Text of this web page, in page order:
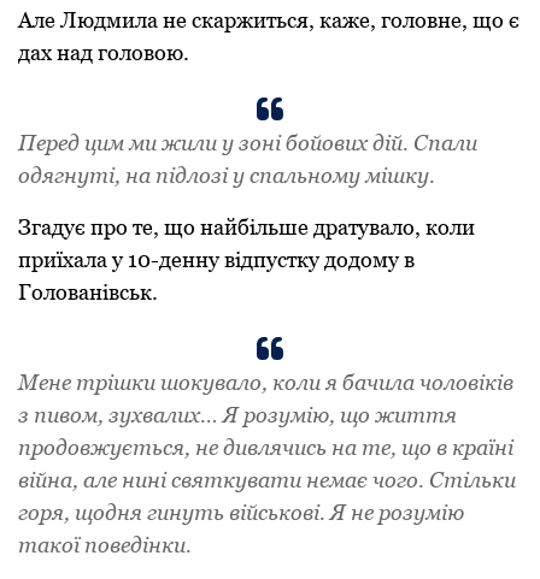
Але Людмила не скаржиться, каже, головне, що є
дах над головою.
Перед цим ми жили у зоні бойових дій. Спали
одягнуті, на підлозі у спальному мішку.
Згадує про те, що найбільше дратувало, коли
приїхала у 10-денну відпустку додому в
Голованівськ.
Мене трішки шокувало, коли я бачила чоловіків
з пивом, зухвалих… Я розумію, що життя
продовжується, не дивлячись на те, що в країні
війна, але нині святкувати немає чого. Стільки
горя, щодня гинуть військові. Я не розумію
такої поведінки.